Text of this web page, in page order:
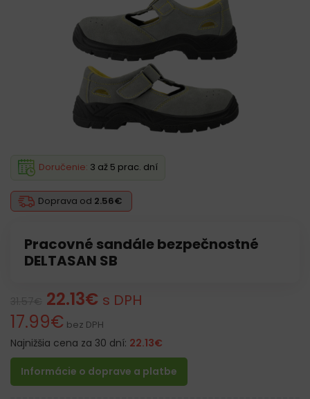
Pracovné sandále bezpečnostné
DELTASAN SB
Doprava od 2.56€
Doručenie: 3 až 5 prac. dní
22.13€ s DPH
17.99€ bez DPH
Najnižšia cena za 30 dní: 22.13€
Informácie o doprave a platbe